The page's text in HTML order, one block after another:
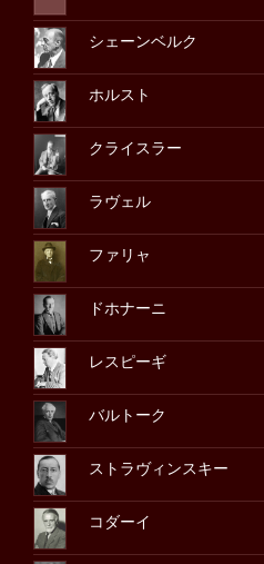
シェーンベルク
ホルスト
クライスラー
ラヴェル
ファリャ
ドホナーニ
レスピーギ
バルトーク
ストラヴィンスキー
コダーイ